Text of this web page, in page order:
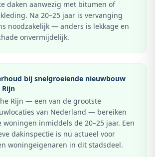
daken aanwezig met bitumen of
Na 20–25 jaar is vervanging
noodzakelijk — anders is lekkage en
onvermijdelijk.
bij snelgroeiende nieuwbouw
Rijn
Rijn — een van de grootste
van Nederland — bereiken
woningen inmiddels de 20–25 jaar. Een
dakinspectie is nu actueel voor
woningeigenaren in dit stadsdeel.